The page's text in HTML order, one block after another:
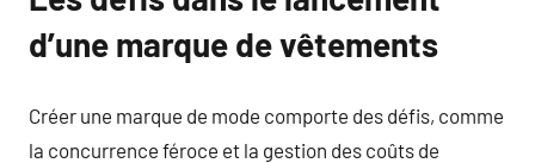
d’une marque de vêtements
Créer une marque de mode comporte des défis, comme
la concurrence féroce et la gestion des coûts de